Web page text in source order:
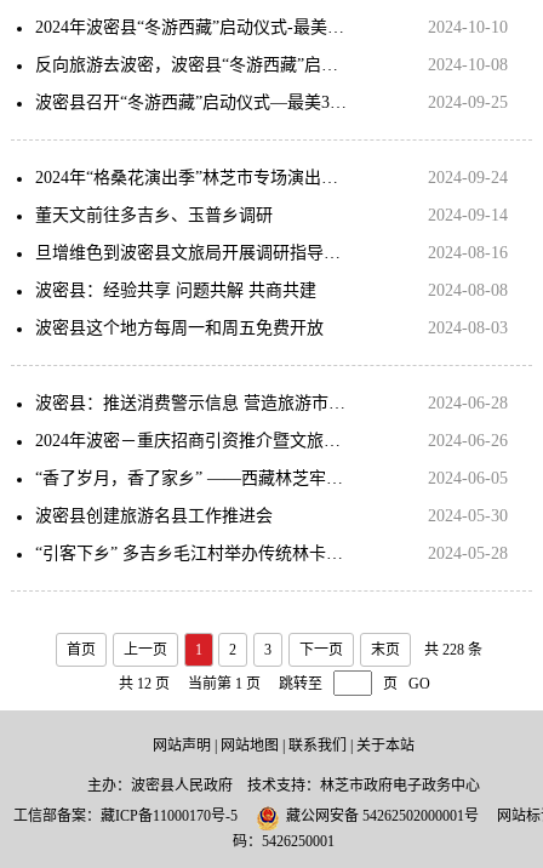
2024年波密县“冬游西藏”启动仪式-最美G318多彩波密活动隆重开幕 2024-10-10
反向旅游去波密，波密县“冬游西藏”启动，活动超多，点这儿查收→ 2024-10-08
波密县召开“冬游西藏”启动仪式—最美318多彩波密筹备工作协调会 2024-09-25
2024年“格桑花演出季”林芝市专场演出——西藏首个县级舞台剧《波密红》在西藏大剧院登台演出 2024-09-24
董天文前往多吉乡、玉普乡调研 2024-09-14
旦增维色到波密县文旅局开展调研指导工作 2024-08-16
波密县：经验共享 问题共解 共商共建 2024-08-08
波密县这个地方每周一和周五免费开放 2024-08-03
波密县：推送消费警示信息 营造旅游市场环境 2024-06-28
2024年波密－重庆招商引资推介暨文旅宣传会在渝成功举行 2024-06-26
“香了岁月，香了家乡” ——西藏林芝牢记嘱托走生态优先、绿色发展之路的实践探索 2024-06-05
波密县创建旅游名县工作推进会 2024-05-30
“引客下乡” 多吉乡毛江村举办传统林卡文化旅游节 2024-05-28
首页 上一页 1 2 3 下一页 末页
共 228 条
共 12 页
当前第 1 页 跳转至 页 GO
网站声明 网站地图 联系我们 关于本站
主办：波密县人民政府 技术支持：林芝市政府电子政务中心
工信部备案： 藏ICP备11000170号-5 藏公网安备 54262502000001号
网站
码：5426250001